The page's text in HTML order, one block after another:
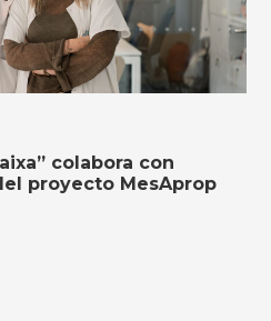
colabora con
proyecto MesAprop